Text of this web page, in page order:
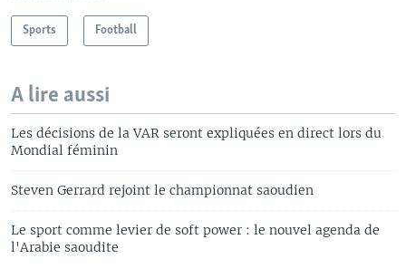
Sports Football
A lire aussi
Les décisions de la VAR seront expliquées en direct lors du
Mondial féminin
Steven Gerrard rejoint le championnat saoudien
Le sport comme levier de soft power : le nouvel agenda de
l'Arabie saoudite